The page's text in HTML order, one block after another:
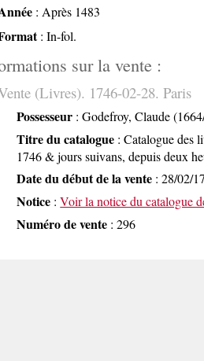
: Après 1483
: In-fol.
sur la vente :
(Livres). 1746-02-28. Paris
Possesseur : Godefroy, Claude
Titre du catalogue : Catalogue des
1746 & jours suivans, depuis deux
Date du début de la vente : 28/02/
Notice :Voir la notice du catalogue
Numéro de vente : 296